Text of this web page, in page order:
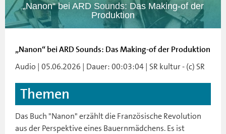
„Nanon“ bei ARD Sounds: Das Making-of der
Produktion
„Nanon“ bei ARD Sounds: Das Making-of der Produktion
Audio | 05.06.2026 | Dauer: 00:03:04 | SR kultur - (c) SR
Themen
Das Buch "Nanon" erzählt die Französische Revolution
aus der Perspektive eines Bauernmädchens. Es ist